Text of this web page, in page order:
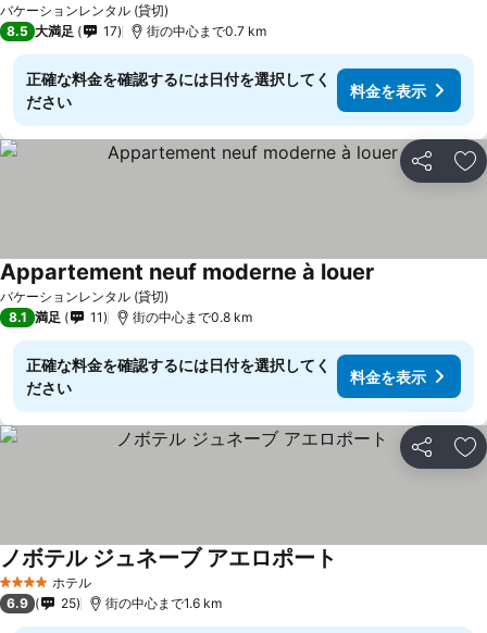
バケーションレンタル (貸切)
8.5 大満足 17 街の中心まで0.7 km
正確な料金を確認するには日付を選択してく
ださい
料金を表示
シェア お
バケーションレンタル (貸切)
Appartement neuf moderne à louer
8.1 満足 11 街の中心まで0.8 km
正確な料金を確認するには日付を選択してく
ださい
料金を表示
シェア お
4 ホテルのランク
ホテル
ノボテル ジュネーブ アエロポート
6.9 25 街の中心まで1.6 km